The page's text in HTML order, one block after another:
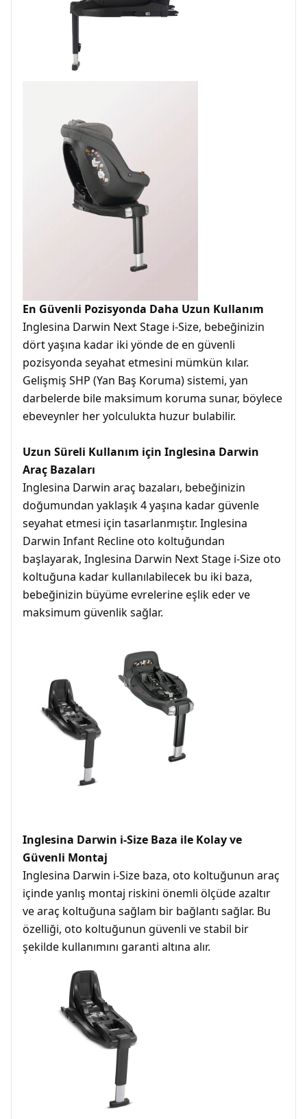
En Güvenli Pozisyonda Daha Uzun Kullanım
Inglesina Darwin Next Stage i-Size, bebeğinizin
dört yaşına kadar iki yönde de en güvenli
pozisyonda seyahat etmesini mümkün kılar.
Gelişmiş SHP (Yan Baş Koruma) sistemi, yan
darbelerde bile maksimum koruma sunar, böylece
ebeveynler her yolculukta huzur bulabilir.
Uzun Süreli Kullanım için Inglesina Darwin
Araç Bazaları
Inglesina Darwin araç bazaları, bebeğinizin
doğumundan yaklaşık 4 yaşına kadar güvenle
seyahat etmesi için tasarlanmıştır. Inglesina
Darwin Infant Recline oto koltuğundan
başlayarak, Inglesina Darwin Next Stage i-Size oto
koltuğuna kadar kullanılabilecek bu iki baza,
bebeğinizin büyüme evrelerine eşlik eder ve
maksimum güvenlik sağlar.
Inglesina Darwin i-Size Baza ile Kolay ve
Güvenli Montaj
Inglesina Darwin i-Size baza, oto koltuğunun araç
içinde yanlış montaj riskini önemli ölçüde azaltır
ve araç koltuğuna sağlam bir bağlantı sağlar. Bu
özelliği, oto koltuğunun güvenli ve stabil bir
şekilde kullanımını garanti altına alır.